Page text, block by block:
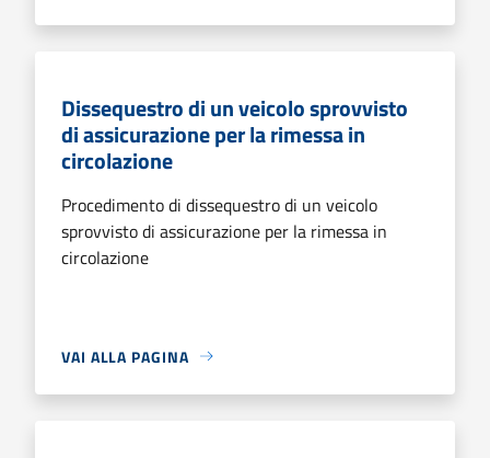
Dissequestro di un veicolo sprovvisto
di assicurazione per la rimessa in
circolazione
Procedimento di dissequestro di un veicolo
sprovvisto di assicurazione per la rimessa in
circolazione
VAI ALLA PAGINA